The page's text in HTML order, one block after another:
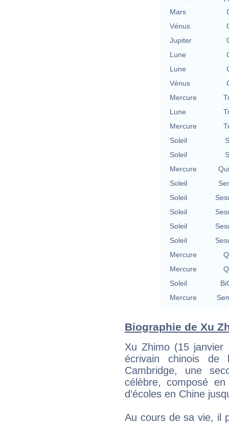
Mars
Vénus
Jupiter
Lune
Lune
Vénus
Mercure
Lune
Mercure
Soleil
Soleil
Mercure
Soleil
Soleil
Soleil
Soleil
Soleil
Mercure
Mercure
Soleil
Mercure
Biographie de Xu
Xu Zhimo (15
écrivain chinois
Cambridge, une
célèbre, composé
d’écoles en Chine
Au cours de sa vie, il